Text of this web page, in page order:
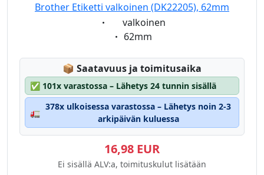
Brother Etiketti valkoinen (DK22205), 62mm
Eigenschaft:
valkoinen
Eigenschaft:
62mm
📦 Lagerstatus:
Saatavuus ja toimitusaika
✅ 101x varastossa – Lähetys 24 tunnin sisällä
🚛
378x ulkoisessa varastossa – Lähetys noin 2-3
arkipäivän kuluessa
16,98 EUR
Ei sisällä ALV:a, toimituskulut lisätään